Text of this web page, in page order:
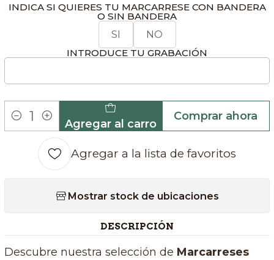
INDICA SI QUIERES TU MARCARRESE CON BANDERA
O SIN BANDERA
SI NO
INTRODUCE TU GRABACIÓN
Cantidad Agregar al carro
Comprar ahora
Agregar a la lista de favoritos
Mostrar stock de ubicaciones
DESCRIPCIÓN
Descubre nuestra selección de Marcarreses